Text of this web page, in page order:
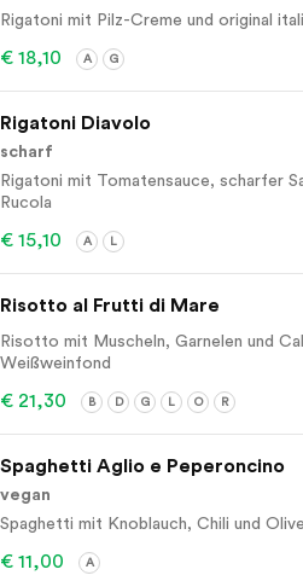
Rigatoni mit Pilz-Creme und original
€ 18,10 A G
Rigatoni Diavolo
scharf
Rigatoni mit Tomatensauce, scharfer
Rucola
€ 15,10 A L
Risotto al Frutti di Mare
Risotto mit Muscheln, Garnelen und
Weißweinfond
€ 21,30 B D G L O R
Spaghetti Aglio e Peperoncino
vegan
Spaghetti mit Knoblauch, Chili und
€ 11,00 A